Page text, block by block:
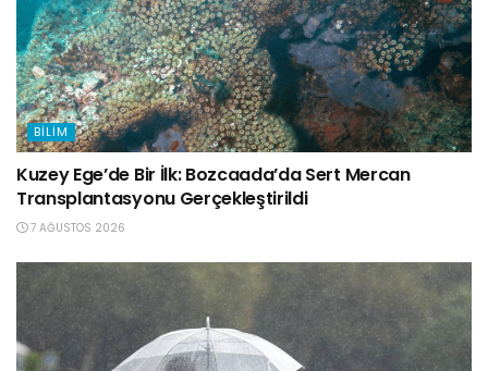
BILIM
Kuzey Ege’de Bir İlk: Bozcaada’da Sert Mercan
Transplantasyonu Gerçekleştirildi
7 AĞUSTOS 2026